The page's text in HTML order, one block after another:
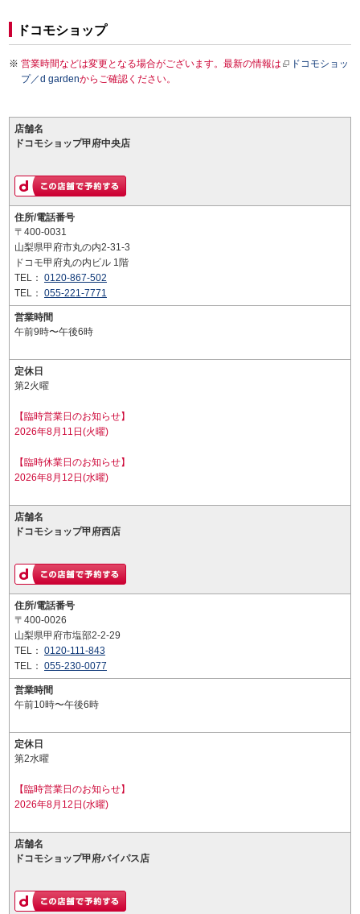
ドコモショップ
営業時間などは変更となる場合がございます。最新の情報は
ドコモショッ
プ／d gardenからご確認ください。
店舗名
ドコモショップ甲府中央店
住所/電話番号
〒400-0031
山梨県甲府市丸の内2-31-3
ドコモ甲府丸の内ビル 1階
TEL： 0120-867-502
TEL： 055-221-7771
営業時間
午前9時〜午後6時
定休日
第2火曜
【臨時営業日のお知らせ】
2026年8月11日(火曜)
【臨時休業日のお知らせ】
2026年8月12日(水曜)
店舗名
ドコモショップ甲府西店
住所/電話番号
〒400-0026
山梨県甲府市塩部2-2-29
TEL： 0120-111-843
TEL： 055-230-0077
営業時間
午前10時〜午後6時
定休日
第2水曜
【臨時営業日のお知らせ】
2026年8月12日(水曜)
店舗名
ドコモショップ甲府バイパス店